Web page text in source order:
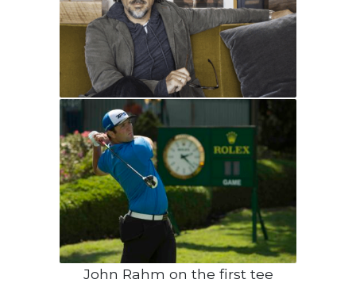
John Rahm on the first tee